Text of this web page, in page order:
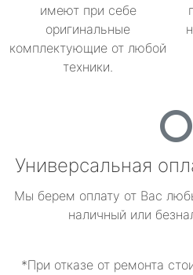
имеют при себе
оригинальные
комплектующие от любой
техники.
Универсальная
Мы берем оплату от Вас
наличный или
*При отказе от ремонта